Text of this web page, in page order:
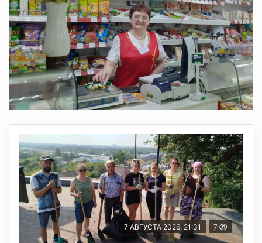
7 АВГУСТА 2026, 21:31 7